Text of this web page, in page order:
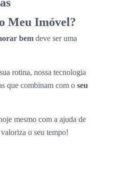
Meu Imóvel?
bem deve ser uma
rotina, nossa tecnologia
que combinam com o seu
mesmo com a ajuda de
o seu tempo!